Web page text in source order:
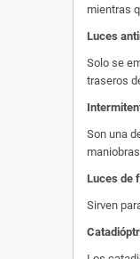
mientras
Luces
Solo se
traseros
Son una
Luces de
Sirven